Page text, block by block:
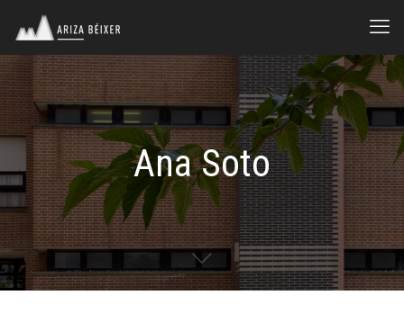
Ana Soto